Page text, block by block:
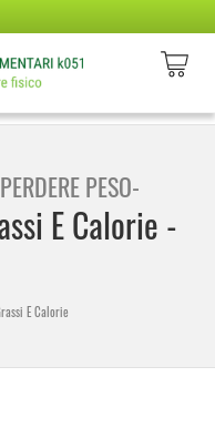
PESO-
E Calorie -
E Calorie